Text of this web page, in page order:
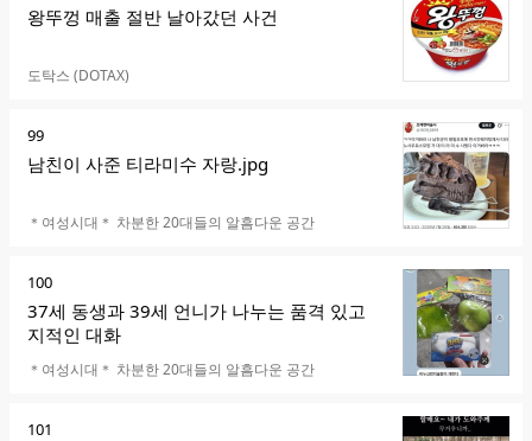
위
왕뚜껑 매출 절반 날아갔던 사건
카페명
도탁스 (DOTAX)
순
위
99
남친이 사준 티라미수 자랑.jpg
카페명
＊여성시대＊ 차분한 20대들의 알흠다운 공간
순
위
100
37세 동생과 39세 언니가 나누는 품격 있고
지적인 대화
카페명
＊여성시대＊ 차분한 20대들의 알흠다운 공간
순
101